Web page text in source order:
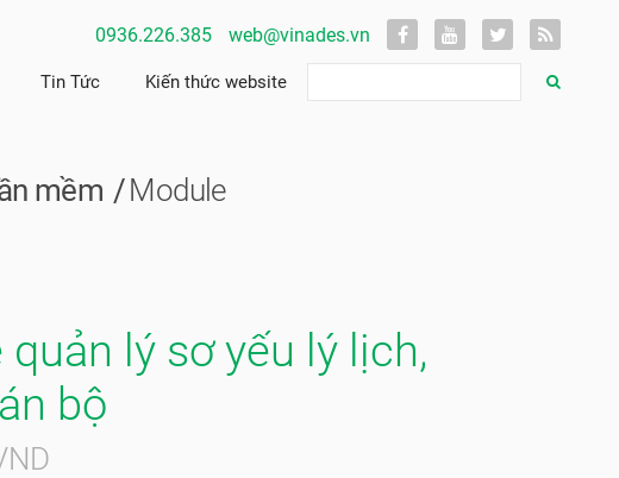
0936.226.385 web@vinades.vn
Tin Tức Kiến thức website
mềm Module
lý sơ yếu lý lịch,
bộ